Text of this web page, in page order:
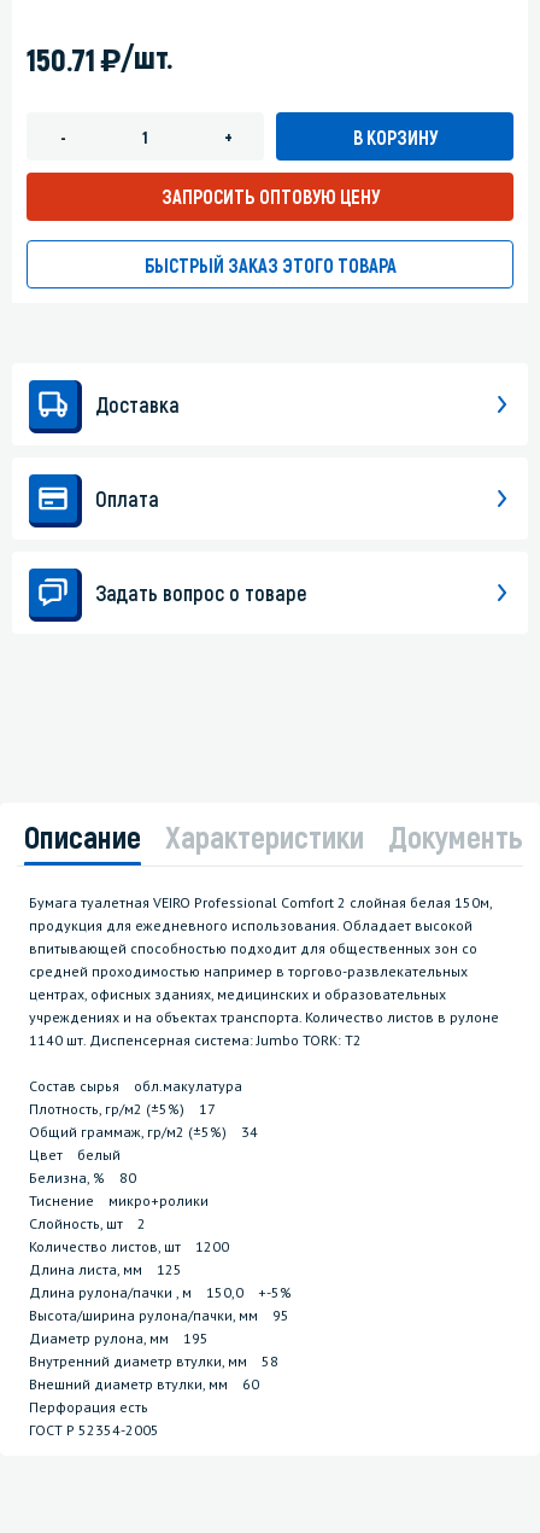
150.71)/шт.
- + В КОРЗИНУ
ЗАПРОСИТЬ ОПТОВУЮ ЦЕНУ
БЫСТРЫЙ ЗАКАЗ ЭТОГО ТОВАРА
Доставка
Оплата
Задать вопрос о товаре
Описание Характеристики Документы
Бумага туалетная VEIRO Professional Comfort 2 слойная белая 150м,
продукция для ежедневного использования. Обладает высокой
впитывающей способностью подходит для общественных зон со
средней проходимостью например в торгово-развлекательных
центрах, офисных зданиях, медицинских и образовательных
учреждениях и на объектах транспорта. Количество листов в рулоне
1140 шт. Диспенсерная система: Jumbo TORK: Т2
Состав сырья обл.макулатура
Плотность, гр/м2 (±5%) 17
Общий граммаж, гр/м2 (±5%) 34
Цвет белый
Белизна, % 80
Тиснение микро+ролики
Слойность, шт 2
Количество листов, шт 1200
Длина листа, мм 125
Длина рулона/пачки , м 150,0 +-5%
Высота/ширина рулона/пачки, мм 95
Диаметр рулона, мм 195
Внутренний диаметр втулки, мм 58
Внешний диаметр втулки, мм 60
Перфорация есть
ГОСТ P 52354-2005